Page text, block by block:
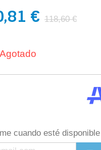
€ 118,60 €
Agotado
cuando esté disponible